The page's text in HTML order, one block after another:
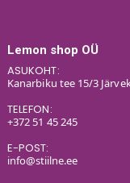
Lemon shop OÜ
ASUKOHT:
Kanarbiku tee 15/3
TELEFON:
+372 51 45 245
E-POST:
info@stiilne.ee